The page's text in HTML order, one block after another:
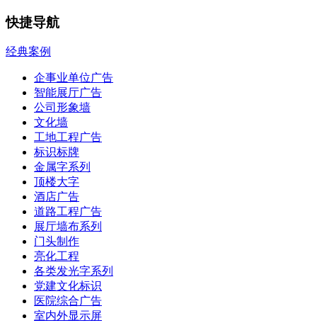
快捷导航
经典案例
企事业单位广告
智能展厅广告
公司形象墙
文化墙
工地工程广告
标识标牌
金属字系列
顶楼大字
酒店广告
道路工程广告
展厅墙布系列
门头制作
亮化工程
各类发光字系列
党建文化标识
医院综合广告
室内外显示屏